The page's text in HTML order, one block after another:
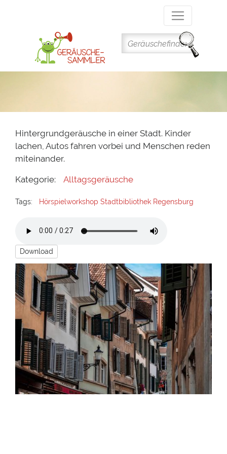
Inhalt
Hintergrundgeräusche in einer Stadt. Kinder
lachen, Autos fahren vorbei und Menschen reden
miteinander.
Kategorie: Alltagsgeräusche
Tags: Hörspielworkshop Stadtbibliothek Regensburg
Download